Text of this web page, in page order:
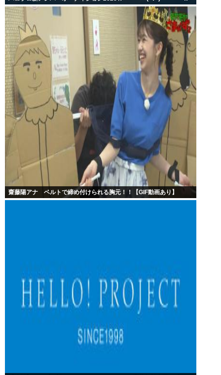
齋藤陽アナ ベルトで締め付けられる胸元！！【GIF動画あり】